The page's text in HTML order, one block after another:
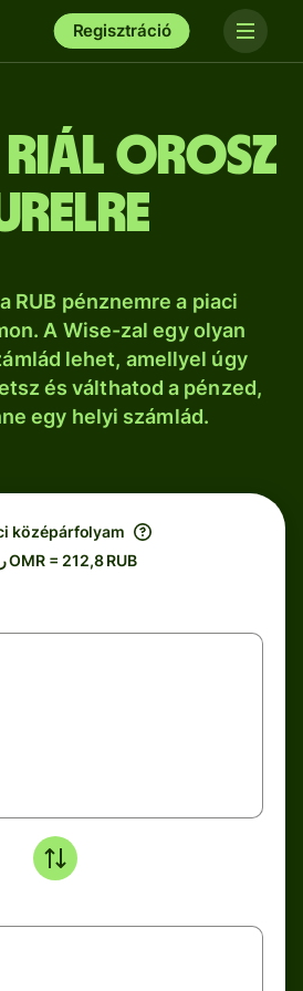
Regisztráció
riál orosz
RUB pénznemre a piaci
A Wise-zal egy olyan
lehet, amellyel úgy
és válthatod a pénzed,
egy helyi számlád.
középárfolyam
ر.ع.1 OMR = 212,8 RUB